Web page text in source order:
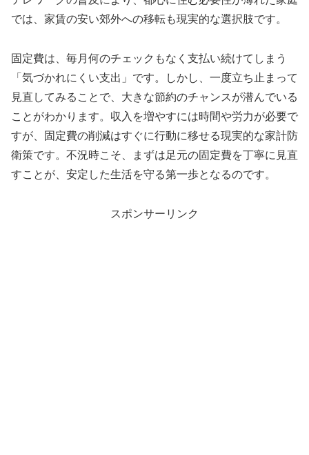
では、家賃の安い郊外への移転も現実的な選択肢です。
固定費は、毎月何のチェックもなく支払い続けてしまう
「気づかれにくい支出」です。しかし、一度立ち止まって
見直してみることで、大きな節約のチャンスが潜んでいる
ことがわかります。収入を増やすには時間や労力が必要で
すが、固定費の削減はすぐに行動に移せる現実的な家計防
衛策です。不況時こそ、まずは足元の固定費を丁寧に見直
すことが、安定した生活を守る第一歩となるのです。
スポンサーリンク